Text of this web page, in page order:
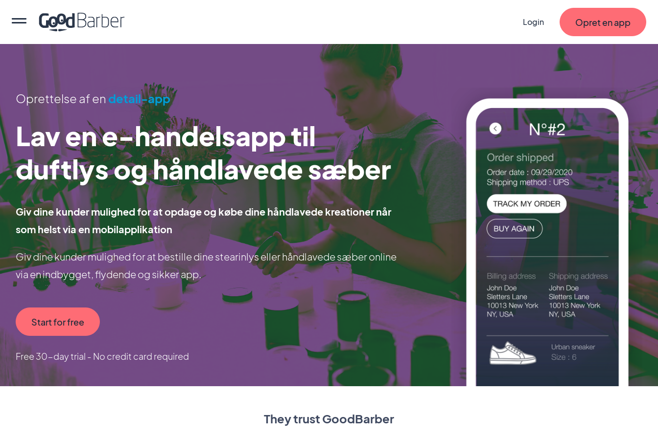
Login Opret en app
Oprettelse af en detail-app
Lav en e-handelsapp til
duftlys og håndlavede sæber
Giv dine kunder mulighed for at opdage og købe dine håndlavede kreationer når
som helst via en mobilapplikation
Giv dine kunder mulighed for at bestille dine stearinlys eller håndlavede sæber online
via en indbygget, flydende og sikker app.
Start for free
Free 30-day trial - No credit card required
They trust GoodBarber